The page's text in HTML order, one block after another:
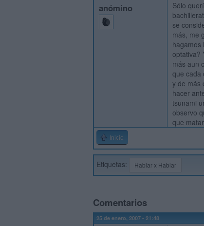
anómino
Sólo
se
más, me
hagamos
optativa?
más aun
que cada
y de más
hacer
tsunami
observo
que
Inicio
Etiquetas: Hablar x Hablar
Comentarios
25 de enero, 2007 - 21:48